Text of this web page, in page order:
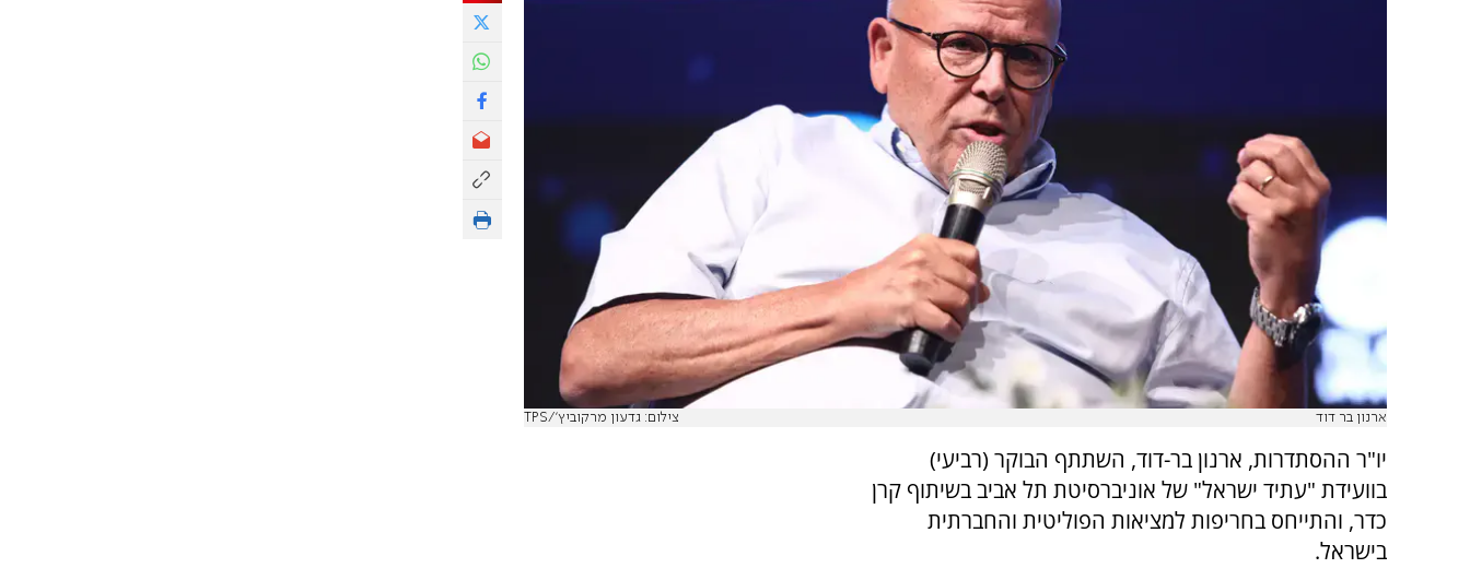
ארנון בר דוד צילום: גדעון מרקוביץ'/TPS
יו"ר ההסתדרות, ארנון בר-דוד, השתתף הבוקר (רביעי)
בוועידת "עתיד ישראל" של אוניברסיטת תל אביב בשיתוף קרן
כדר, והתייחס בחריפות למציאות הפוליטית והחברתית
בישראל.